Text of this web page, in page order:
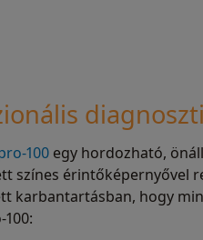
100 egy hordozható,
színes érintőképernyővel
karbantartásban, hogy
100: